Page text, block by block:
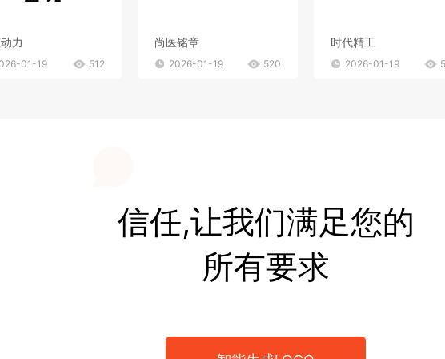
力
01-19 512
尚医铭章
2026-01-19 520
时代精工
2026-01-19
信任,让我们满足您的
所有要求